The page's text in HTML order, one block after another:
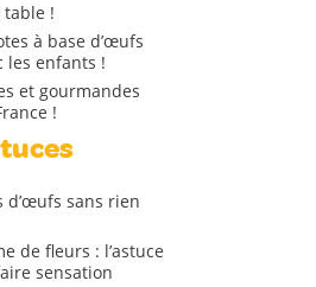
table !
à base d’œufs
les enfants !
et gourmandes
!
d’œufs sans rien
de fleurs : l’astuce
sensation